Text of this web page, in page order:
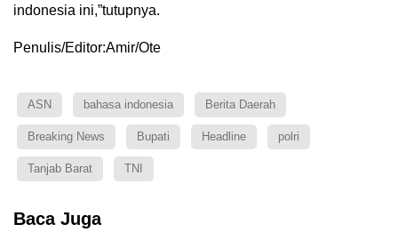
indonesia ini,”tutupnya.
Penulis/Editor:Amir/Ote
ASN bahasa indonesia Berita Daerah
Breaking News Bupati Headline polri
Tanjab Barat TNI
Baca Juga